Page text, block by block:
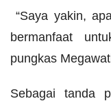
“Saya yakin,
bermanfaat
pungkas
Sebagai tanda